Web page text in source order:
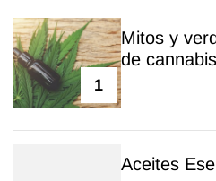
1
Mitos y
de cannabis
Aceites